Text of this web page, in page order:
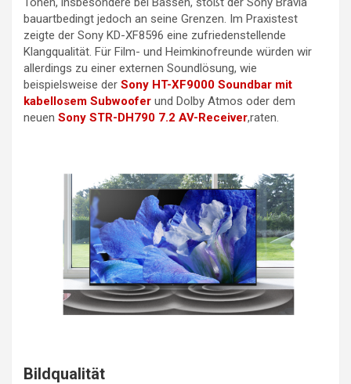
bauartbedingt jedoch an seine Grenzen. Im Praxistest
zeigte der Sony KD-XF8596 eine zufriedenstellende
Klangqualität. Für Film- und Heimkinofreunde würden wir
allerdings zu einer externen Soundlösung, wie
beispielsweise der Sony HT-XF9000 Soundbar mit
kabellosem Subwoofer und Dolby Atmos oder dem
neuen Sony STR-DH790 7.2 AV-Receiver,raten.
Bildqualität